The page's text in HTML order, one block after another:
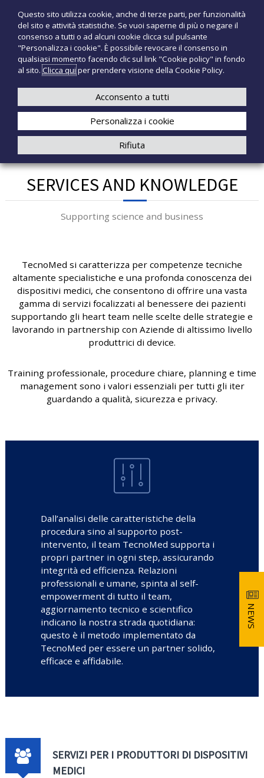
n
T
e
c
n
o
M
e
P
r
d
o
t
i
e
i
a
l
+39 3921526175
NEWS
SERVICES AND KNOWLEDGE
Supporting science and business
TecnoMed si caratterizza per competenze tecniche
altamente specialistiche e una profonda conoscenza dei
dispositivi medici, che consentono di offrire una vasta
gamma di servizi focalizzati al benessere dei pazienti
supportando gli heart team nelle scelte delle strategie e
lavorando in partnership con Aziende di altissimo livello
produttrici di device.
Training professionale, procedure chiare, planning e time
management sono i valori essenziali per tutti gli iter
guardando a qualità, sicurezza e privacy.
Dall’analisi delle caratteristiche della
procedura sino al supporto post-
intervento, il team TecnoMed supporta i
propri partner in ogni step, assicurando
integrità ed efficienza. Relazioni
professionali e umane, spinta al self-
empowerment di tutto il team,
aggiornamento tecnico e scientifico
indicano la nostra strada quotidiana:
questo è il metodo implementato da
TecnoMed per essere un partner solido,
efficace e affidabile.
SERVIZI PER I PRODUTTORI DI DISPOSITIVI
MEDICI
Questo sito utilizza cookie, anche di terze parti, per funzionalità
del sito e attività statistiche. Se vuoi saperne di più o negare il
consenso a tutti o ad alcuni cookie clicca sul pulsante
"Personalizza i cookie". È possibile revocare il consenso in
qualsiasi momento facendo clic sul link "Cookie policy" in fondo
al sito.Clicca quiper prendere visione della Cookie Policy.
Personalizza i cookie
Rifiuta
Acconsento a tutti